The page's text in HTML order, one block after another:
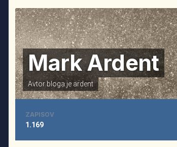
Mark Ardent
Avtor bloga jeardent
ZAPISOV
1.169